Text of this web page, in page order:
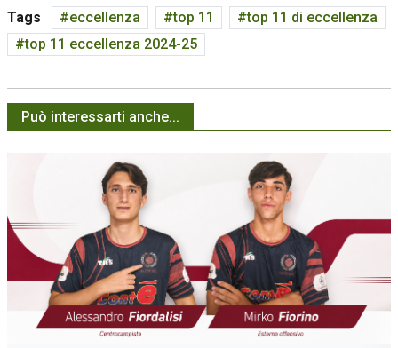
Tags eccellenza top 11
top 11 di eccellenza
top 11 eccellenza 2024-25
Può interessarti anche...